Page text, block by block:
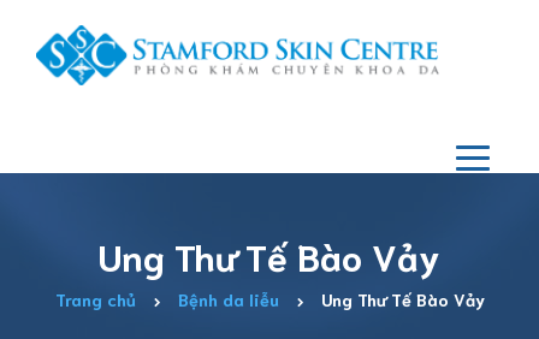
Ung Thư Tế Bào Vảy
Trang chủ Bệnh da liễu Ung Thư Tế Bào Vảy